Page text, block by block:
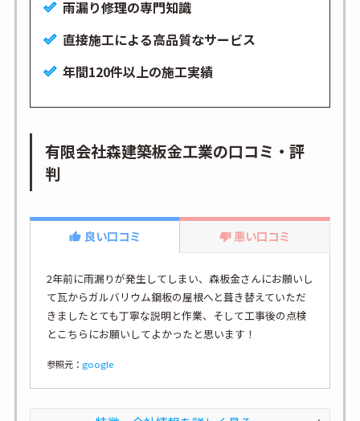
雨漏り修理の専門知識
直接施工による高品質なサービス
年間120件以上の施工実績
有限会社森建築板金工業の口コミ・評
判
良い口コミ 悪い口コミ
2年前に雨漏りが発生してしまい、森板金さんにお願いし
て瓦からガルバリウム鋼板の屋根へと葺き替えていただ
きましたとても丁寧な説明と作業、そして工事後の点検
とこちらにお願いしてよかったと思います！
参照元： google